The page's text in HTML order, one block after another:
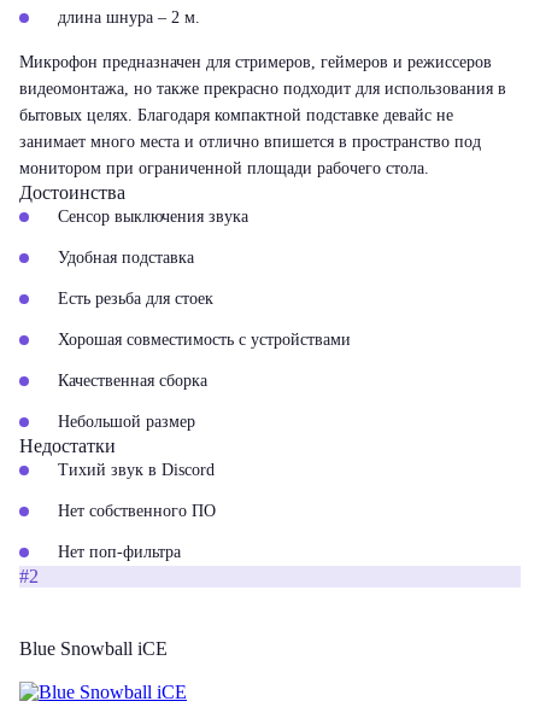
длина шнура – 2 м.
Микрофон предназначен для стримеров, геймеров и режиссеров
видеомонтажа, но также прекрасно подходит для использования в
бытовых целях. Благодаря компактной подставке девайс не
занимает много места и отлично впишется в пространство под
монитором при ограниченной площади рабочего стола.
Достоинства
Сенсор выключения звука
Удобная подставка
Есть резьба для стоек
Хорошая совместимость с устройствами
Качественная сборка
Небольшой размер
Недостатки
Тихий звук в Discord
Нет собственного ПО
Нет поп-фильтра
#2
Blue Snowball iCE